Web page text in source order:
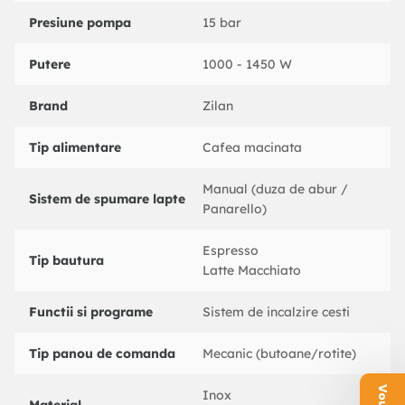
Presiune pompa 15 bar
Putere 1000 - 1450 W
Brand Zilan
Tip alimentare Cafea macinata
Sistem de spumare lapte
Manual (duza de abur /
Panarello)
Tip bautura
Espresso
Latte Macchiato
Functii si programe Sistem de incalzire cesti
Tip panou de comanda Mecanic (butoane/rotite)
Inox